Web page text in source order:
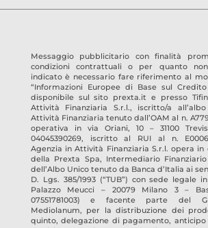
Messaggio pubblicitario con finalità
condizioni contrattuali o per quanto non
indicato è necessario fare riferimento al
“Informazioni Europee di Base sul
disponibile sul sito prexta.it e presso
Attività Finanziaria S.r.l., iscritto/a
Attività Finanziaria tenuto dall’OAM al n.
operativa in via Oriani, 10 – 31100
04045390269, iscritto al RUI al n.
Agenzia in Attività Finanziaria S.r.l. opera in
della Prexta Spa, Intermediario
dell’Albo Unico tenuto da Banca d’Italia ai
D. Lgs. 385/1993 (“TUB”) con sede legale
Palazzo Meucci – 20079 Milano 3 –
07551781003) e facente parte del
Mediolanum, per la distribuzione dei
quinto, delegazione di pagamento,